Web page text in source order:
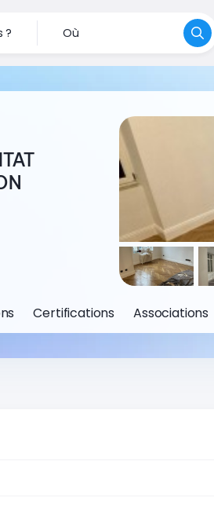
? Où
Certifications Associations